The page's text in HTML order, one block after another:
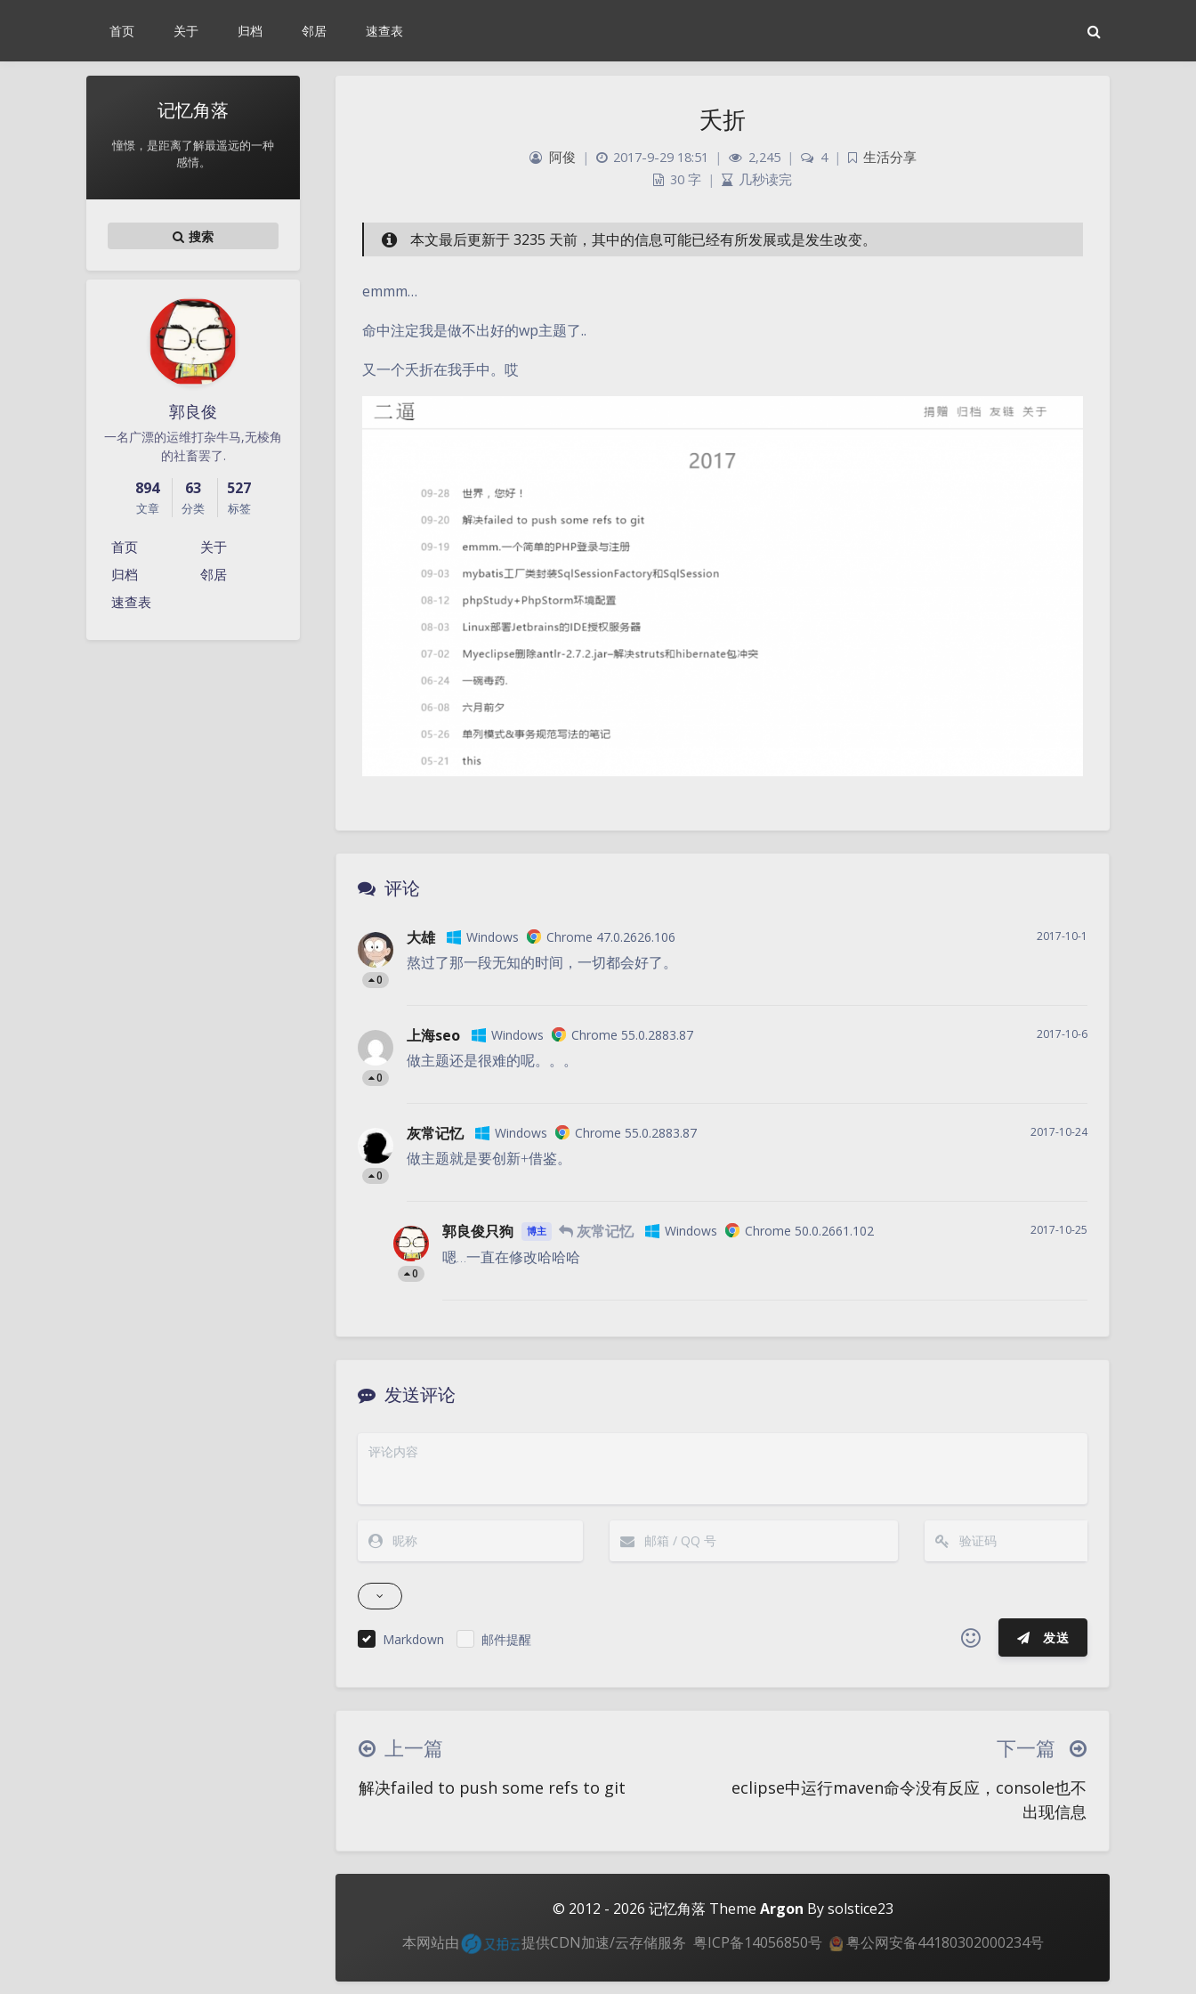
首页 关于 归档 邻居 速查表
Sans Serif Serif
浅阴影 深阴影
记忆角落
憧憬，是距离了解最遥远的一种
感情。
搜索
郭良俊
一名广漂的运维打杂牛马,无棱角
的社畜罢了.
894
文章
63
分类
527
标签
首页
关于
归档
邻居
速查表
夭折
阿俊 | 2017-9-29 18:51 | 2,245 | 4 |
生活分享
30 字 | 几秒读完
本文最后更新于 3235 天前，其中的信息可能已经有所发展或是发生改变。
emmm…
命中注定我是做不出好的wp主题了..
又一个夭折在我手中。哎
评论
0
大雄 Windows Chrome 47.0.2626.106 2017-10-1
熬过了那一段无知的时间，一切都会好了。
0
上海seo Windows Chrome 55.0.2883.87 2017-10-6
做主题还是很难的呢。。。
0
灰常记忆 Windows Chrome 55.0.2883.87 2017-10-24
做主题就是要创新+借鉴。
0
郭良俊只狗 博主 灰常记忆 Windows Chrome 50.0.2661.102 2017-10-25
嗯…一直在修改哈哈哈
发送评论
Markdown 邮件提醒 发送
|´・ω・)ノ ヾ(≧∇≦*)ゝ
(☆ω☆)
(ノ°ο°)ノ
(´இ皿இ｀) ⌇●﹏●⌇ (ฅ´ω`ฅ)
( ง ᵒ̌皿ᵒ̌)ง⁼³₌₃ (ó﹏ò｡)
Σ(っ °Д °;)っ
＞﹏＜
( ๑´•ω•) "(ㆆᴗㆆ)
上一篇
解决failed to push some refs to git
下一篇
eclipse中运行maven命令没有反应，console也不
出现信息
© 2012 - 2026 记忆角落 Theme Argon By solstice23
本网站由
提供CDN加速/云存储服务 粤ICP备14056850号 粤公网安备44180302000234号